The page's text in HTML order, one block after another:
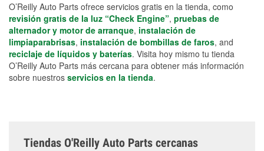
O’Reilly Auto Parts ofrece servicios gratis en la tienda, como
revisión gratis de la luz “Check Engine”, pruebas de
alternador y motor de arranque, instalación de
limpiaparabrisas, instalación de bombillas de faros, and
reciclaje de líquidos y baterías. Visita hoy mismo tu tienda
O’Reilly Auto Parts más cercana para obtener más información
sobre nuestros servicios en la tienda.
Tiendas O'Reilly Auto Parts cercanas